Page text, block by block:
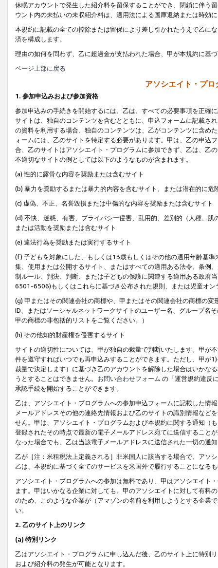
休眠アカウントで発生した紹介料を留保することができ、閉鎖に伴う
ウント内の未払いの未収紹介料は、適用法による国庫返納または時効
本規約に記載の全ての控除または留保により差し引かれたうえで乙に
済を構成します。
理由の如何を問わず、乙に超過金が支払われた場合、甲が本規約に基
ページ上部に戻る
アソシエイト・プ
1. 参加申込みおよび参加資格
参加申込みの手続きを開始するには、乙は、すべての必要事項を正確
サイトは、独自のコンテンツを含むとともに、申込フォームに記載さ
の資料を利用する場合、独自のコンテンツは、乙がコンテンツに含め
ォームには、乙のサイトを特定する必要があります。甲は、乙の申込
合、乙のサイトはアソシエイト・プログラムに参加できず、乙は、乙
不適切なサイトの例としては以下のようなものが含まれます。
(a) 性的に露骨な内容を奨励または含むサイト
(b) 暴力を奨励するまたは暴力的内容を含むサイト、または潜在的に
(c) 虚偽、不正、名誉毀損または中傷的な内容を奨励または含むサイト
(d) 不快、迷惑、有害、プライバシー侵害、乱用的、差別的（人種、
または活動を奨励または含むサイト
(e) 違法行為を奨励または実行するサイト
(f) 子どもを対象にした、もしくは13歳もしくはその他の適用年齢基
集、使用または公開するサイト、またはすべての適用ある法令、条例
制ルール、判決、判断、または子どもの保護に関連する適用ある政府
6501-6506)もしくはこれらに基づき公布された規則、または児童オン
(g) 甲またはその関連会社の商標や、甲またはその関連会社の商標の
ID、またはソーシャルネットワークサイトのユーザー名、グループ名
甲の商標の非包括的リストをご覧ください。）
(h) その他知的財産権を侵害するサイト
サイトの適切性については、甲が独自の裁量で判断いたします。甲が
件を遵守すればいつでも再申込みすることができます。ただし、甲が
裁量で決定します）に基づき乙のアカウントを解除した場合はいかな
うとすることはできません。 お問い合わせフォーム の「運営規約違反
承認手続を開始することができます。
乙は、アソシエイト・プログラムへの参加申込フォームに記載した情
メールアドレスその他の連絡先情報および乙のサイトの識別情報など
せん。甲は、アソシエイト・プログラムおよび本規約に関する通知（
登録されたその時点で最新の電子メールアドレス宛てに送信すること
なった場合でも、乙は当該電子メールアドレスに送信された一切の通
乙が［注：米租税法上定義される］非米国人に該当する場合で、アソ
乙は、本規約に基づく全てのサービスを米国外で履行することになる
アソシエイト・プログラムへの参加は無料であり、甲はアソシエイト
ます。甲はいかなる企業に対しても、甲のアソシエイトに対して有料
のため、このような企業が（アマゾンの名前を利用しようとする企業
い。
2. 乙のサイト上のリンク
(a) 特別リンク
乙はアソシエイト・プログラムに申し込んだ後、乙のサイト上に特別
および紹介料の発生が可能となります。